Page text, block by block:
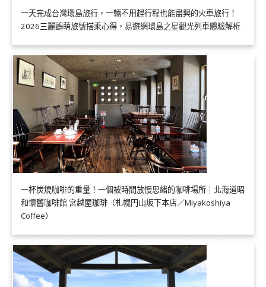
一天完成台灣環島旅行，一輛不用趕行程也能盡興的火車旅行！
2026三麗鷗萌旅號搭乘心得，易遊網環島之星觀光列車體驗解析
一杯炭燒咖啡的重量！一個被時間放慢思緒的咖啡場所｜北海道昭
和懷舊咖啡館 宮越屋珈琲（札幌円山坂下本店／Miyakoshiya
Coffee）